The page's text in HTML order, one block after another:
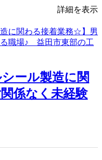
詳細を表示
ール製造に関
係なく未経験